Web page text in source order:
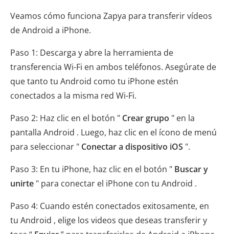
Veamos cómo funciona Zapya para transferir vídeos
de Android a iPhone.
Paso 1: Descarga y abre la herramienta de
transferencia Wi-Fi en ambos teléfonos. Asegúrate de
que tanto tu Android como tu iPhone estén
conectados a la misma red Wi-Fi.
Paso 2: Haz clic en el botón " Crear grupo " en la
pantalla Android . Luego, haz clic en el ícono de menú
para seleccionar " Conectar a dispositivo iOS ".
Paso 3: En tu iPhone, haz clic en el botón " Buscar y
unirte " para conectar el iPhone con tu Android .
Paso 4: Cuando estén conectados exitosamente, en
tu Android , elige los videos que deseas transferir y